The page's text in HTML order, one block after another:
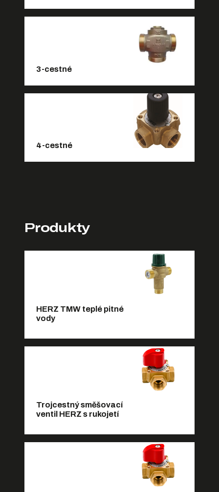
3-cestné
4-cestné
Produkty
HERZ TMW teplé pitné
vody
Trojcestný směšovací
ventil HERZ s rukojetí